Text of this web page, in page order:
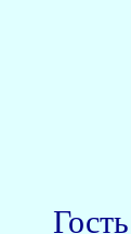
Гость